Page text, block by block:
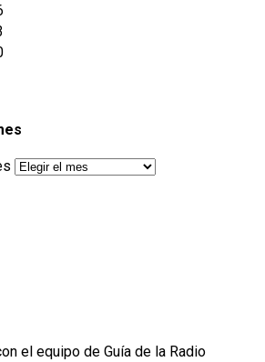
el equipo de Guía de la Radio